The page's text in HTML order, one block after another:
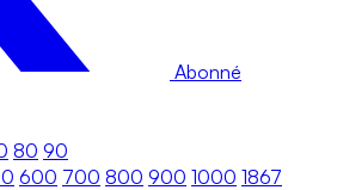
Abonné
80 90
600 700 800 900 1000 1867